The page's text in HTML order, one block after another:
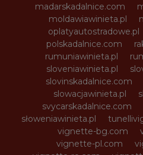
madarskadalnice.com
moldawiawinieta.pl
oplatyautostradowe.pl
polskadalnice.com
rumuniawinieta.pl
sloveniawinieta.pl
slovinskadalnice.com
slowacjawinieta.pl
svycarskadalnice.com
słoweniawinieta.pl
vignette-bg.com
vignette-pl.com